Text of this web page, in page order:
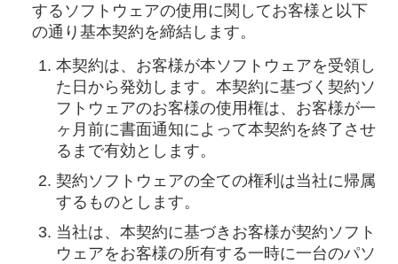
するソフトウェアの使用に関してお客様と以下
の通り基本契約を締結します。
本契約は、お客様が本ソフトウェアを受領し
た日から発効します。本契約に基づく契約ソ
フトウェアのお客様の使用権は、お客様が一
ヶ月前に書面通知によって本契約を終了させ
るまで有効とします。
契約ソフトウェアの全ての権利は当社に帰属
するものとします。
当社は、本契約に基づきお客様が契約ソフト
ウェアをお客様の所有する一時に一台のパソ